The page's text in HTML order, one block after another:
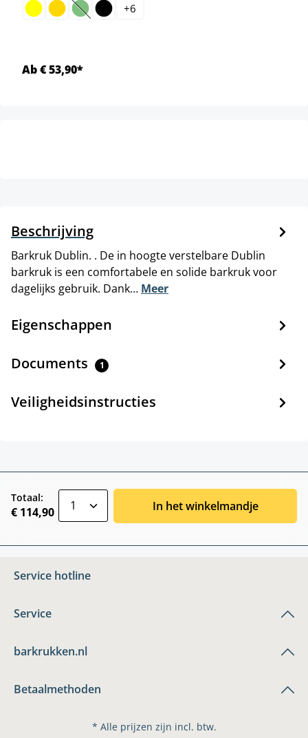
(Deze optie is momenteel niet beschikbaar.)
+6
Ab € 53,90*
Beschrijving
Barkruk Dublin. . De in hoogte verstelbare Dublin
barkruk is een comfortabele en solide barkruk voor
dagelijks gebruik. Dank… Meer
Eigenschappen
Documents 1
Veiligheidsinstructies
Totaal:
€ 114,90 In het winkelmandje
Service hotline
Service
barkrukken.nl
Betaalmethoden
* Alle prijzen zijn incl. btw.